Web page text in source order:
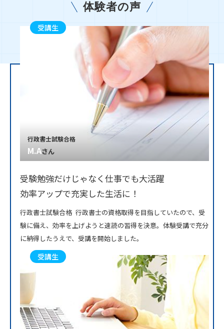
体験者の声
受講生
行政書士試験合格
M.Aさん
受験勉強だけじゃなく仕事でも大活躍
効率アップで充実した生活に！
行政書士試験合格 行政書士の資格取得を目指していたので、受
験に備え、効率を上げようと速読の習得を決意。体験受講で充分
に納得したうえで、受講を開始しました。
受講生